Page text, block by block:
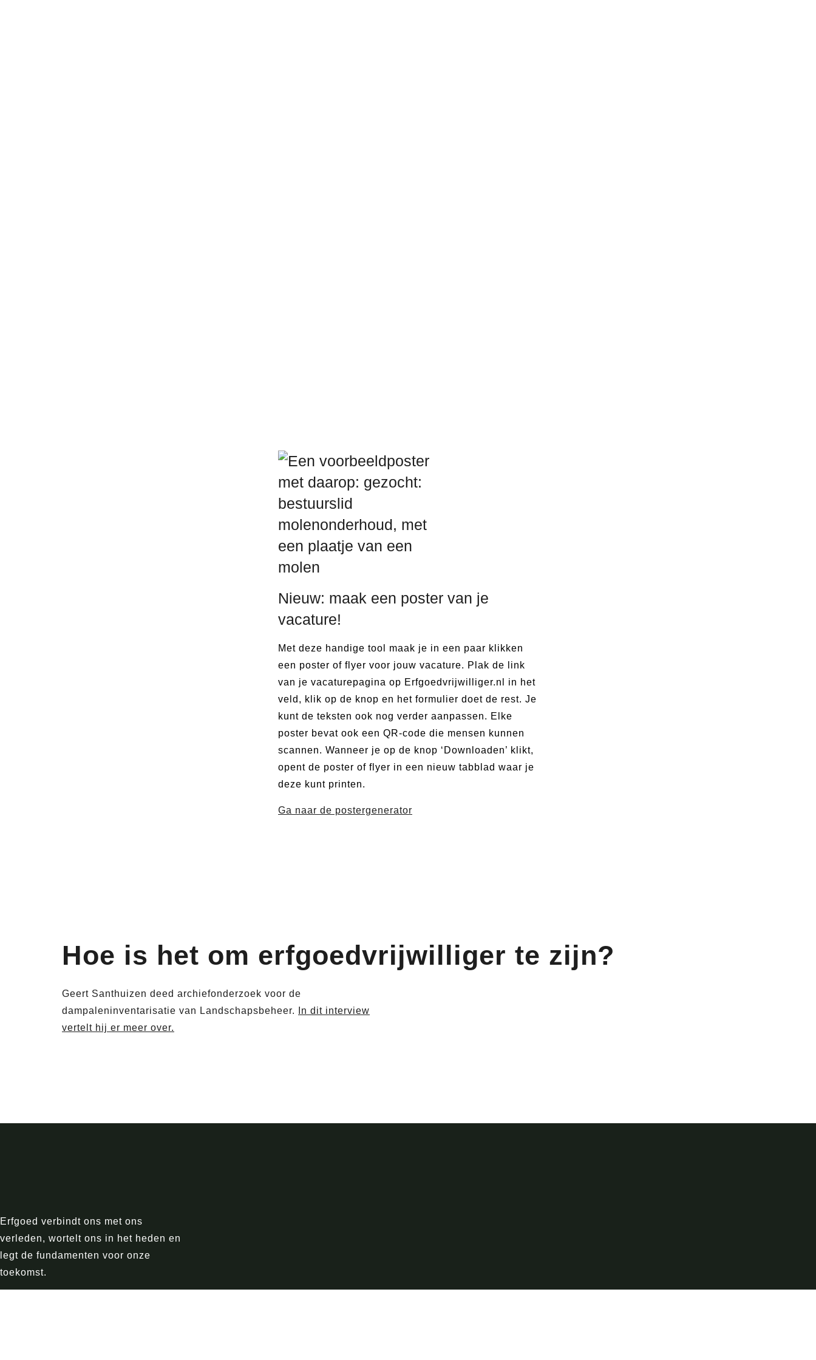
Nieuw: maak een poster van je
vacature!
Met deze handige tool maak je in een paar klikken
een poster of flyer voor jouw vacature. Plak de link
van je vacaturepagina op Erfgoedvrijwilliger.nl in het
veld, klik op de knop en het formulier doet de rest. Je
kunt de teksten ook nog verder aanpassen. Elke
poster bevat ook een QR-code die mensen kunnen
scannen. Wanneer je op de knop ‘Downloaden’ klikt,
opent de poster of flyer in een nieuw tabblad waar je
deze kunt printen.
Ga naar de postergenerator
Hoe is het om erfgoedvrijwilliger te zijn?
Geert Santhuizen deed archiefonderzoek voor de
dampaleninventarisatie van Landschapsbeheer.
In dit interview
vertelt hij er meer over.
Erfgoed verbindt ons met ons
verleden, wortelt ons in het heden en
legt de fundamenten voor onze
toekomst.